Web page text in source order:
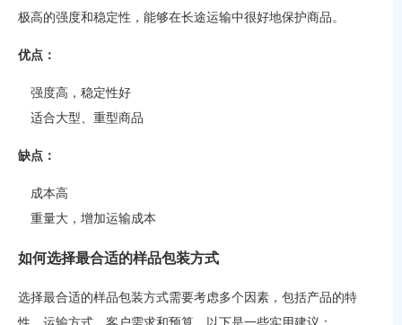
极高的强度和稳定性，能够在长途运输中很好地保护商品。
优点：
强度高，稳定性好
适合大型、重型商品
缺点：
成本高
重量大，增加运输成本
如何选择最合适的样品包装方式
选择最合适的样品包装方式需要考虑多个因素，包括产品的特